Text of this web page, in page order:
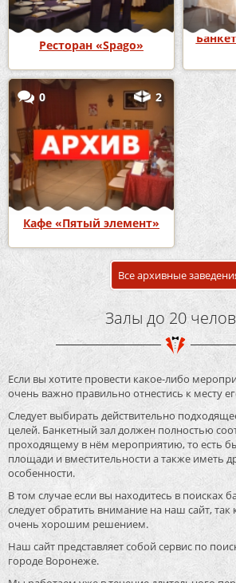
Ресторан «Spago»
0 2
Кафе «Пятый элемент»
Все архивные
Залы до 20
Если вы хотите провести какое-либо
очень важно правильно отнестись к месту
Следует выбирать действительно
целей. Банкетный зал должен полностью
проходящему в нём мероприятию, то есть
площади и вместительности а также иметь
особенности.
В том случае если вы находитесь в поисках
следует обратить внимание на наш сайт, так
очень хорошим решением.
Наш сайт представляет собой сервис по
городе Воронеже.